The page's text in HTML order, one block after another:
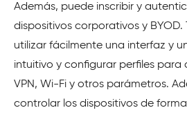
Además, puede inscribir y
dispositivos corporativos y BYOD.
utilizar fácilmente una interfaz y
intuitivo y configurar perfiles
VPN, Wi-Fi y otros parámetros.
controlar los dispositivos de